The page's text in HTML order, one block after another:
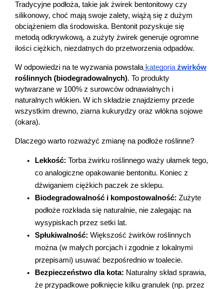
Tradycyjne podłoża, takie jak żwirek bentonitowy czy
silikonowy, choć mają swoje zalety, wiążą się z dużym
obciążeniem dla środowiska. Bentonit pozyskuje się
metodą odkrywkową, a zużyty żwirek generuje ogromne
ilości ciężkich, niezdatnych do przetworzenia odpadów.
W odpowiedzi na te wyzwania powstała kategoria żwirków
roślinnych (biodegradowalnych). To produkty
wytwarzane w 100% z surowców odnawialnych i
naturalnych włókien. W ich składzie znajdziemy przede
wszystkim drewno, ziarna kukurydzy oraz włókna sojowe
(okara).
Dlaczego warto rozważyć zmianę na podłoże roślinne?
Lekkość: Torba żwirku roślinnego waży ułamek tego,
co analogiczne opakowanie bentonitu. Koniec z
dźwiganiem ciężkich paczek ze sklepu.
Biodegradowalność i kompostowalność: Zużyte
podłoże rozkłada się naturalnie, nie zalegając na
wysypiskach przez setki lat.
Spłukiwalność: Większość żwirków roślinnych
można (w małych porcjach i zgodnie z lokalnymi
przepisami) usuwać bezpośrednio w toalecie.
Bezpieczeństwo dla kota: Naturalny skład sprawia,
że przypadkowe połknięcie kilku granulek (np. przez